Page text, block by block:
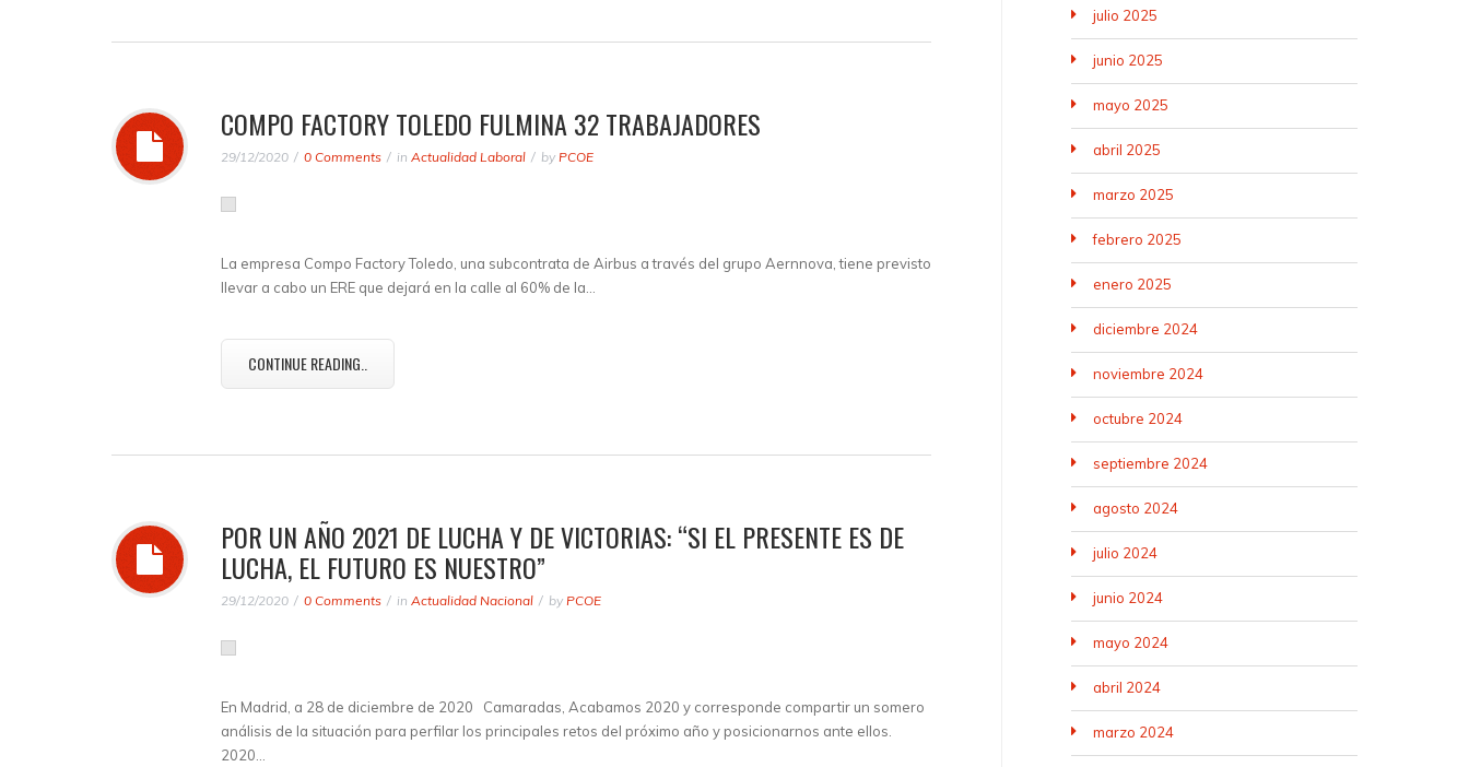
COMPO FACTORY TOLEDO FULMINA 32 TRABAJADORES
29/12/2020 0 Comments in Actualidad Laboral by PCOE
La empresa Compo Factory Toledo, una subcontrata de Airbus a través del grupo Aernnova, tiene previsto
llevar a cabo un ERE que dejará en la calle al 60% de la…
CONTINUE READING..
POR UN AÑO 2021 DE LUCHA Y DE VICTORIAS: “SI EL PRESENTE ES DE
LUCHA, EL FUTURO ES NUESTRO”
29/12/2020 0 Comments in Actualidad Nacional by PCOE
En Madrid, a 28 de diciembre de 2020 Camaradas, Acabamos 2020 y corresponde compartir un somero
análisis de la situación para perfilar los principales retos del próximo año y posicionarnos ante ellos.
2020…
julio 2025
junio 2025
mayo 2025
abril 2025
marzo 2025
febrero 2025
enero 2025
diciembre 2024
noviembre 2024
octubre 2024
septiembre 2024
agosto 2024
julio 2024
junio 2024
mayo 2024
abril 2024
marzo 2024